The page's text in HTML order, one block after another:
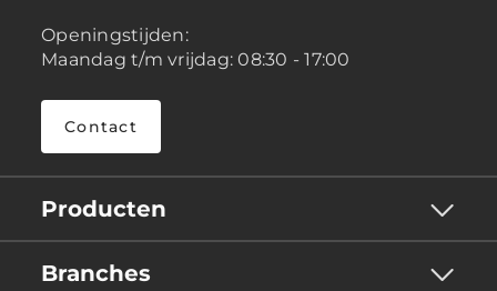
Openingstijden:
Maandag t/m vrijdag: 08:30 - 17:00
Contact
Producten
Branches